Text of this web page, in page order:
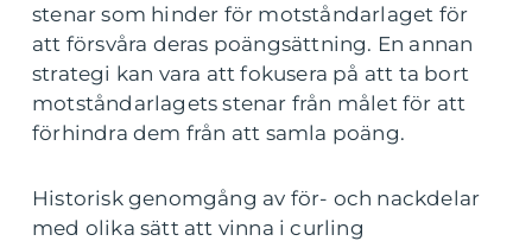
stenar som hinder för motståndarlaget för
att försvåra deras poängsättning. En annan
strategi kan vara att fokusera på att ta bort
motståndarlagets stenar från målet för att
förhindra dem från att samla poäng.
Historisk genomgång av för- och nackdelar
med olika sätt att vinna i curling